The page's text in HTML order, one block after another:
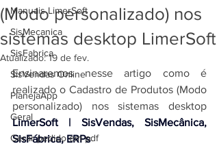
Manuais LimerSoft
SisMecanica
SisFabrica
SisVendas Online
PlanejaApp
Geral
Gerar pedido em pdf
(Modo personalizado) nos
sistemas desktop LimerSoft
Atualizado:19 de fev.
Ensinaremos nesse artigo como é
realizado o Cadastro de Produtos (Modo
personalizado) nos
LimerSoft | SisVendas, SisMecânica,
SisFábrica, ERPs